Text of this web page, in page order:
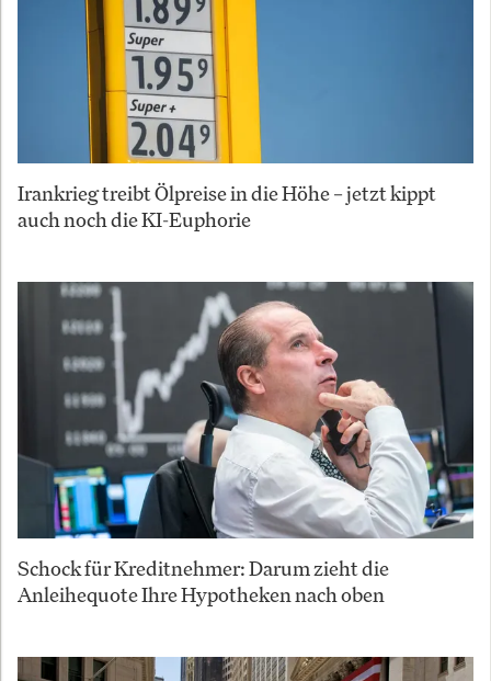
Irankrieg treibt Ölpreise in die Höhe – jetzt kippt
auch noch die KI-Euphorie
Schock für Kreditnehmer: Darum zieht die
Anleihequote Ihre Hypotheken nach oben